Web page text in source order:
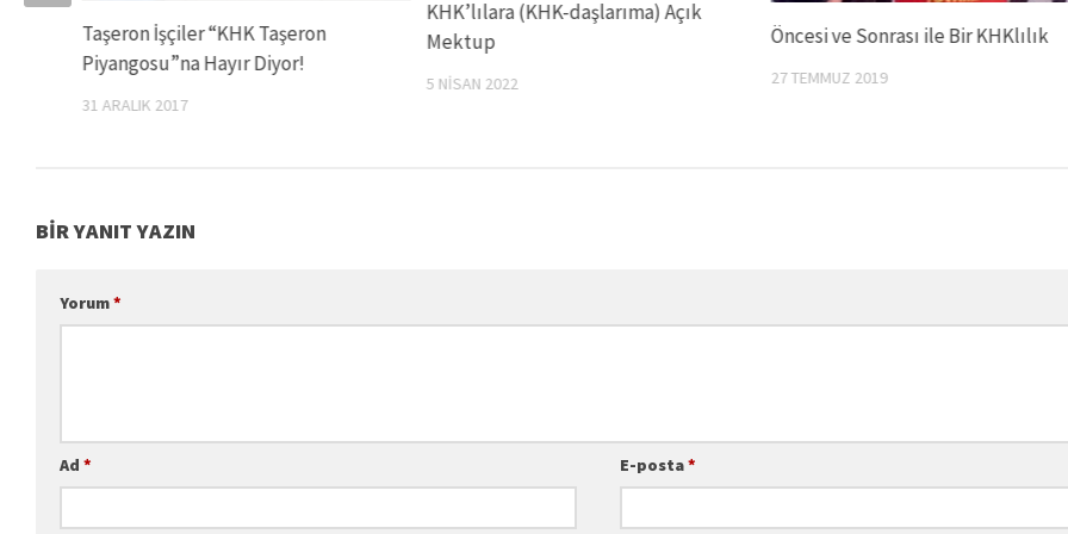
KHK’lılara (KHK-daşlarıma) Açık
Mektup
5 NISAN 2022
Öncesi ve Sonrası ile Bir KHKlılık
27 TEMMUZ 2019
Taşeron İşçiler “KHK Taşeron
Piyangosu”na Hayır Diyor!
31 ARALIK 2017
BIR YANIT YAZIN
Yorum*
Ad * E-posta*